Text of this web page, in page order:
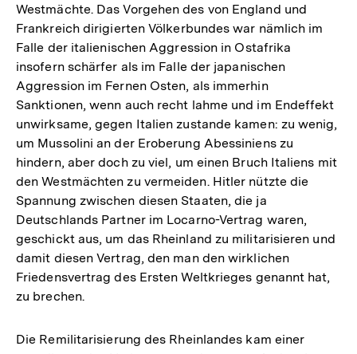
Westmächte. Das Vorgehen des von England und
Frankreich dirigierten Völkerbundes war nämlich im
Falle der italienischen Aggression in Ostafrika
insofern schärfer als im Falle der japanischen
Aggression im Fernen Osten, als immerhin
Sanktionen, wenn auch recht lahme und im Endeffekt
unwirksame, gegen Italien zustande kamen: zu wenig,
um Mussolini an der Eroberung Abessiniens zu
hindern, aber doch zu viel, um einen Bruch Italiens mit
den Westmächten zu vermeiden. Hitler nützte die
Spannung zwischen diesen Staaten, die ja
Deutschlands Partner im Locarno-Vertrag waren,
geschickt aus, um das Rheinland zu militarisieren und
damit diesen Vertrag, den man den wirklichen
Friedensvertrag des Ersten Weltkrieges genannt hat,
zu brechen.
Die Remilitarisierung des Rheinlandes kam einer